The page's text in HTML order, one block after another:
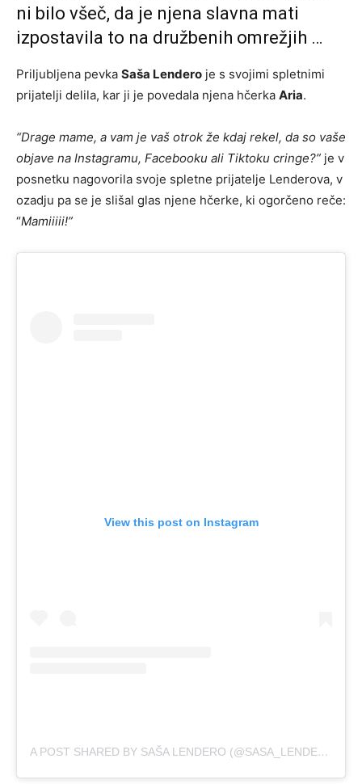
ni bilo všeč, da je njena slavna mati
izpostavila to na družbenih omrežjih …
Priljubljena pevka Saša Lendero je s svojimi spletnimi
prijatelji delila, kar ji je povedala njena hčerka Aria.
“Drage mame, a vam je vaš otrok že kdaj rekel, da so vaše
objave na Instagramu, Facebooku ali Tiktoku cringe?” je v
posnetku nagovorila svoje spletne prijatelje Lenderova, v
ozadju pa se je slišal glas njene hčerke, ki ogorčeno reče:
“Mamiiiii!”
View this post on Instagram
A POST SHARED BY SAŠA LENDERO (@SASA_LENDERO)